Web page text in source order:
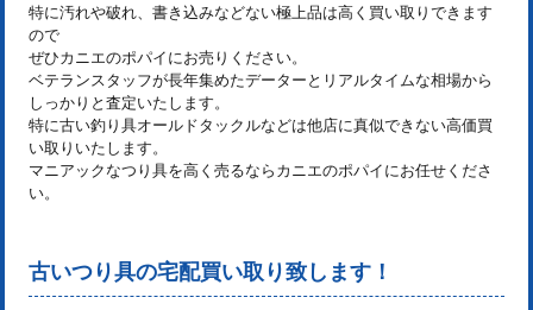
特に汚れや破れ、書き込みなどない極上品は高く買い取りできます
ので
ぜひカニエのポパイにお売りください。
ベテランスタッフが長年集めたデーターとリアルタイムな相場から
しっかりと査定いたします。
特に古い釣り具オールドタックルなどは他店に真似できない高価買
い取りいたします。
マニアックなつり具を高く売るならカニエのポパイにお任せくださ
い。
古いつり具の宅配買い取り致します！